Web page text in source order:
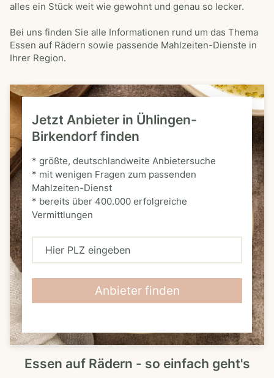
alles ein Stück weit wie gewohnt und genau so lecker.
Bei uns finden Sie alle Informationen rund um das Thema
Essen auf Rädern sowie passende Mahlzeiten-Dienste in
Ihrer Region.
Jetzt Anbieter in Ühlingen-
Birkendorf finden
* größte, deutschlandweite Anbietersuche
* mit wenigen Fragen zum passenden
Mahlzeiten-Dienst
* bereits über 400.000 erfolgreiche
Vermittlungen
H
L
Z
Anbieter finden
Essen auf Rädern - so einfach geht's